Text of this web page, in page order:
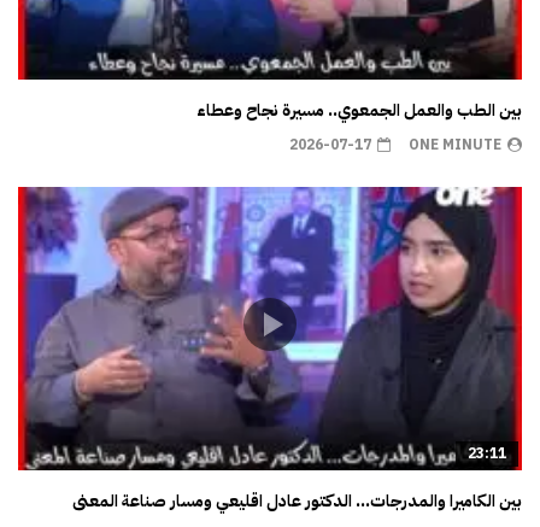
بين الطب والعمل الجمعوي.. مسيرة نجاح وعطاء
ONE MINUTE
2026-07-17
23:11
بين الكاميرا والمدرجات… الدكتور عادل اقليعي ومسار صناعة المعنى